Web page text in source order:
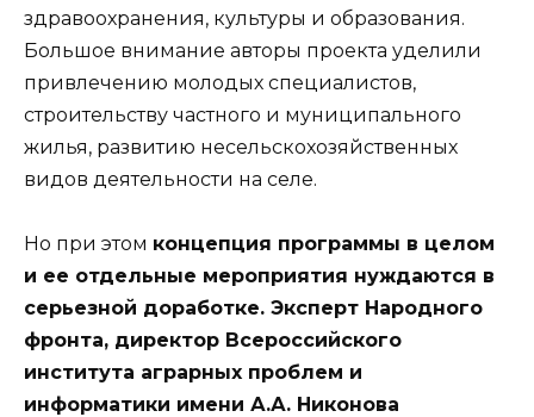
здравоохранения, культуры и образования.
Большое внимание авторы проекта уделили
привлечению молодых специалистов,
строительству частного и муниципального
жилья, развитию несельскохозяйственных
видов деятельности на селе.
Но при этом концепция программы в целом
и ее отдельные мероприятия нуждаются в
серьезной доработке. Эксперт Народного
фронта, директор Всероссийского
института аграрных проблем и
информатики имени А.А. Никонова